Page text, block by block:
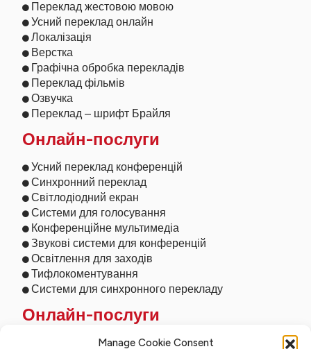
Manage Cookie Consent
Переклад жестовою мовою
Усний переклад онлайн
Локалізація
Верстка
Графічна обробка перекладів
Переклад фільмів
Озвучка
Переклад – шрифт Брайля
Онлайн-послуги
Усний переклад конференцій
Синхронний переклад
Світлодіодний екран
Системи для голосування
Конференційне мультимедіа
Звукові системи для конференцій
Освітлення для заходів
Тифлокоментування
Системи для синхронного перекладу
Онлайн-послуги
Дистанційний переклад